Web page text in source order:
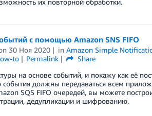
их повторной обработки.
с помощью Amazon SNS FIFO
30 Ноя 2020 inAmazon Simple
to Permalink
Share
на основе событий, и покажу как её
события должны передаваться всем
SQS FIFO очередей, вы можете
дедупликации и шифрованию.